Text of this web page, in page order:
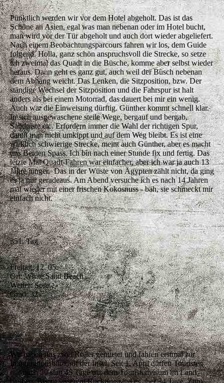
Pünktlich werden wir vor dem Hotel abgeholt. Das ist das
Schöne an Asien, egal was man nebenan oder im Hotel bucht,
man wird vor der Tür abgeholt und auch dort wieder abgeliefert.
Nach einem Beobachtungsparcours fahren wir los, dem Guide
folgend. Holla, ganz schön anspruchsvoll die Strecke, so setze
ich zweimal das Quadt in die Büsche, komme aber selbst wieder
heraus. Dann geht es ganz gut, auch weil der Busch nebenan
dem Abhang weicht. Das Lenken, die Sitzposition, bzw. Der
ständige Wechsel der Sitzposition und die Fahrspur ist halt
anders als bei einem Motorrad, das dauert bei mir ein wenig.
Auch war die Einweisung dürftig. Günther kommt schnell klar.
In sich ausgewaschene steile Wege, bergauf und bergab,
Sandpiste etc. Erfordern immer die Wahl der richtigen Spur,
damit man nicht umkippt und auf dem Weg bleibt. Es ist eine
wirklich schwierige Strecke, meint auch Günther, aber es macht
uns Beiden Spass. Ich bin nach einer Stunde fix und fertig. Das
letzte Mal Quadt-Fahren war einfacher, aber ich war ja auch 13
Jahre jünger. Das in der Wüste von Ägypten zählt nicht, da ging
es ja nur geradeaus. Am Abend versuche ich es nach 14 Jahren
mal wieder mit einer frischen Kokosnuss - bäh, sie schmeckt mir
einfach nicht.
351. Tag
Freitag, 12. 05.
Ort: White Sand Beach
Wetter: Sonne
Grad: 32
Wir haben uns zwei Roller gemietet und fahren erstmal zur
Immigrationsbüro auf der Insel. Seit 1. April dürfen Touristen
nur noch 30 statt 45 Tage mit dem Touristenvisum im Land
bleiben. Bis zu unserem Rückflug sind es aber 34 Tage. Zum